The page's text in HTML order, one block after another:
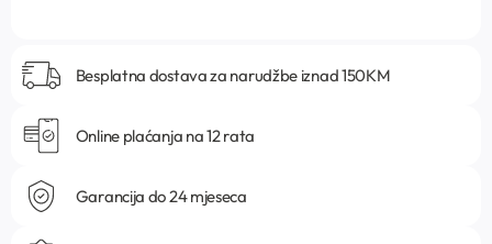
Besplatna dostava za narudžbe iznad 150KM
Online plaćanja na 12 rata
Garancija do 24 mjeseca